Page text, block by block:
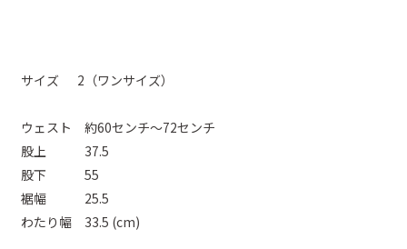
サイズ 2（ワンサイズ）
ウェスト 約60センチ～72センチ
股上 37.5
股下 55
裾幅 25.5
わたり幅 33.5 (cm)